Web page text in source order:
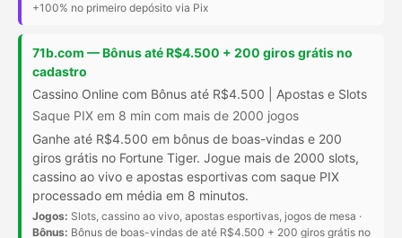
+100% no primeiro depósito via Pix
71b.com — Bônus até R$4.500 + 200 giros grátis no
cadastro
Cassino Online com Bônus até R$4.500 | Apostas e Slots
Saque PIX em 8 min com mais de 2000 jogos
Ganhe até R$4.500 em bônus de boas-vindas e 200
giros grátis no Fortune Tiger. Jogue mais de 2000 slots,
cassino ao vivo e apostas esportivas com saque PIX
processado em média em 8 minutos.
Jogos: Slots, cassino ao vivo, apostas esportivas, jogos de mesa ·
Bônus: Bônus de boas-vindas de até R$4.500 + 200 giros grátis no